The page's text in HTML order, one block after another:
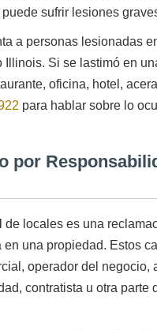
sufrir lesiones
a personas lesionadas
Si se lastimó en
oficina, hotel,
para hablar sobre lo
por
locales es una
una propiedad. Estos
operador del negocio,
contratista u otra parte
y tiene
Estuve muy
mantuvo
en